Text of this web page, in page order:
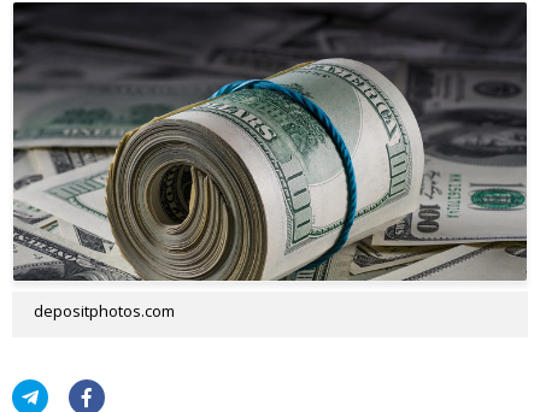
depositphotos.com